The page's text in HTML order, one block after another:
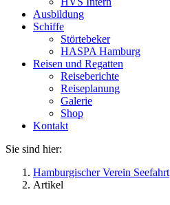
Ausbildung
Schiffe
Störtebeker
HASPA Hamburg
Reisen und Regatten
Reiseberichte
Reiseplanung
Galerie
Shop
Kontakt
Sie sind hier:
Hamburgischer Verein Seefahrt
Artikel